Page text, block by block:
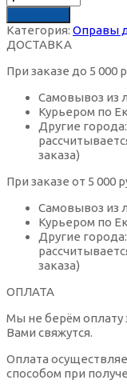
Категория: Оправы
ДОСТАВКА
При заказе до 5 000
Самовывоз из
Курьером по
Другие
заказа)
При заказе от 5 000
Самовывоз из
Курьером по
Другие
заказа)
ОПЛАТА
Мы не берём оплату
Вами свяжутся.
Оплата
способом при